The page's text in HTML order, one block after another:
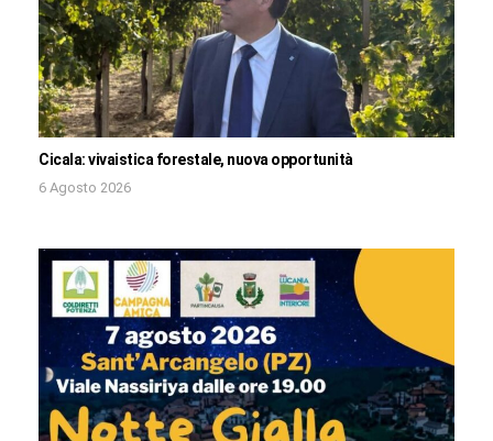
Cicala: vivaistica forestale, nuova opportunità
6 Agosto 2026